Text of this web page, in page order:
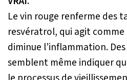
Le vin rouge renferme des
resvératrol, qui agit
diminue l’inflammation.
semblent même indiquer